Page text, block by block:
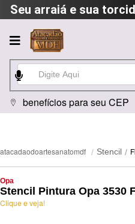
Seu arraiá e sua
benefícios para seu CEP
atacadaodoartesanatomdf Stencil
Opa
Stencil Pintura Opa 3530
Clique e veja!